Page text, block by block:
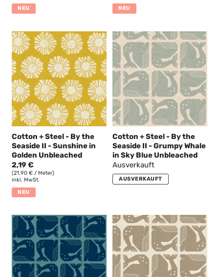
NEU
NEU
Cotton + Steel - By the
Seaside II - Sunshine in
Golden Unbleached
2,19 €
(21,90 € / Meter)
inkl. MwSt.
NEU
Cotton + Steel - By the
Seaside II - Grumpy Whale
in Sky Blue Unbleached
Ausverkauft
AUSVERKAUFT